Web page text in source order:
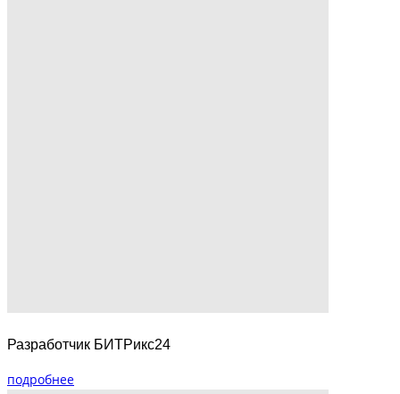
Разработчик БИТРикс24
подробнее